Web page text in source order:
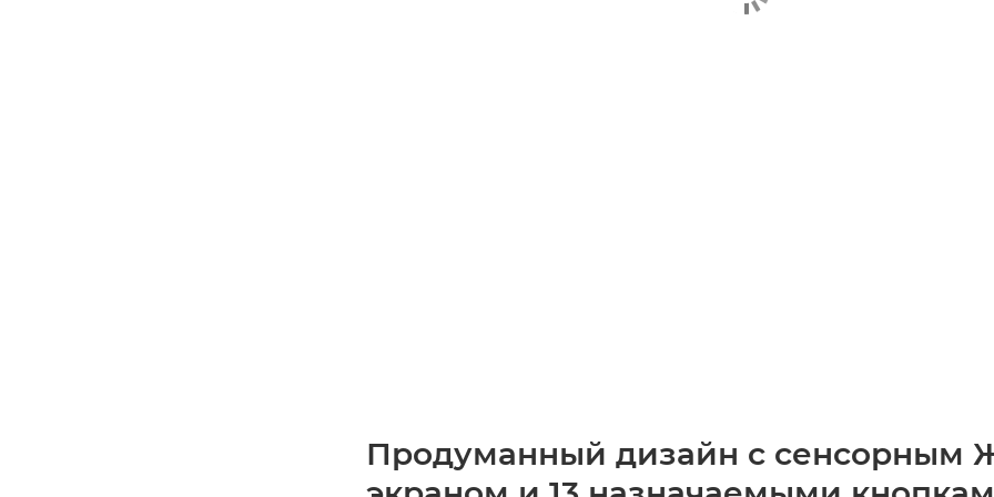
Продуманный дизайн с сенсорным